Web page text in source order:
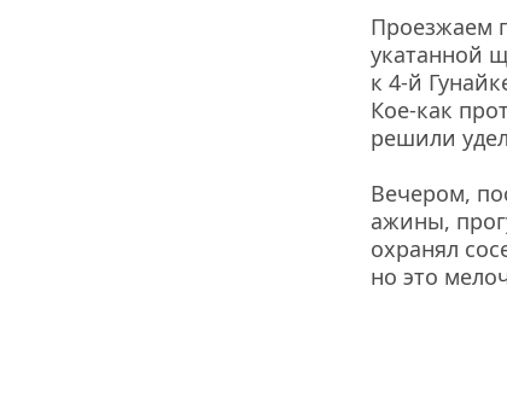
Проезжаем
укатанной
к 4-й
Кое-как
решили
Вечером,
ажины,
охранял
но это